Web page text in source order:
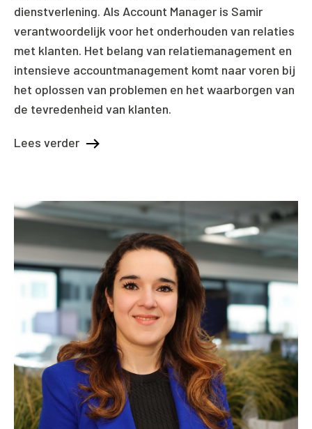
dienstverlening. Als Account Manager is Samir
verantwoordelijk voor het onderhouden van relaties
met klanten. Het belang van relatiemanagement en
intensieve accountmanagement komt naar voren bij
het oplossen van problemen en het waarborgen van
de tevredenheid van klanten.
Lees verder